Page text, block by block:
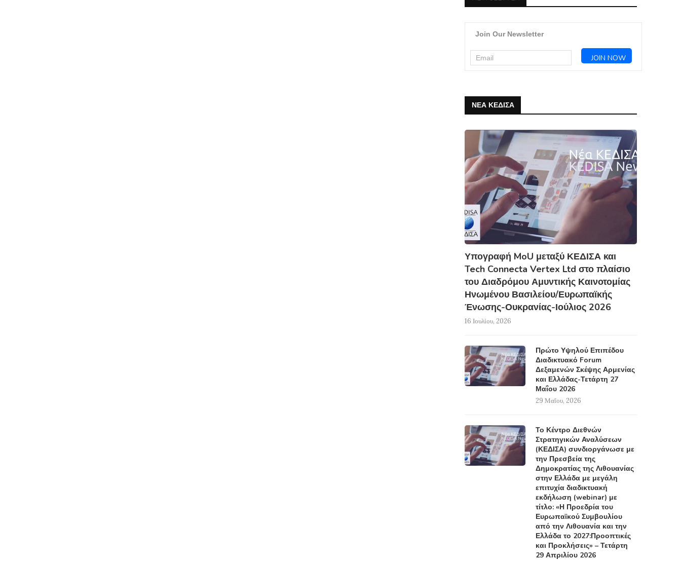
Join Our Newsletter
ΝΕΑ ΚΕΔΙΣΑ
Υπογραφή MoU μεταξύ ΚΕΔΙΣΑ και
Tech Connecta Vertex Ltd στο πλαίσιο
του Διαδρόμου Αμυντικής Καινοτομίας
Ηνωμένου Βασιλείου/Ευρωπαϊκής
Ένωσης-Ουκρανίας-Ιούλιος 2026
16 Ιουλίου, 2026
Πρώτο Υψηλού Επιπέδου
Διαδικτυακό Forum
Δεξαμενών Σκέψης Αρμενίας
και Ελλάδας-Τετάρτη 27
Μαΐου 2026
29 Μαΐου, 2026
Το Κέντρο Διεθνών
Στρατηγικών Αναλύσεων
(ΚΕΔΙΣΑ) συνδιοργάνωσε με
την Πρεσβεία της
Δημοκρατίας της Λιθουανίας
στην Ελλάδα με μεγάλη
επιτυχία διαδικτυακή
εκδήλωση (webinar) με
τίτλο: «Η Προεδρία του
Ευρωπαϊκού Συμβουλίου
από την Λιθουανία και την
Ελλάδα το 2027:Προοπτικές
και Προκλήσεις» – Τετάρτη
29 Απριλίου 2026